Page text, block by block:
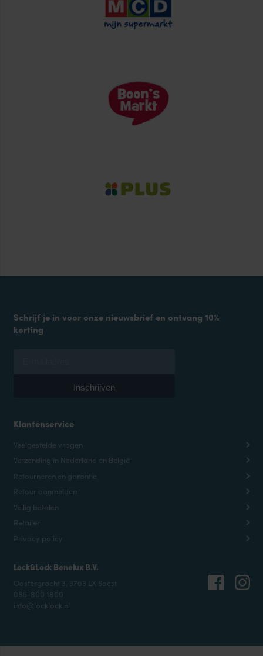
Klantenservice
Veelgestelde vragen
Verzending in Nederland en België
Retourneren en garantie
Retour aanmelden
Veilig betalen
Retailer
Privacy policy
Lock&Lock Benelux B.V.
Oostergracht 3, 3763 LX Soest
085-800 1800
info@locklock.nl
Schrijf je in voor onze nieuwsbrief en ontvang 10%
korting